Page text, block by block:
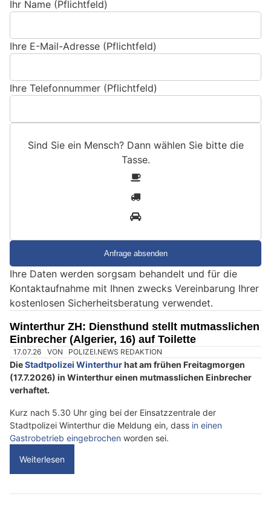
Ihr Name (Pflichtfeld)
Ihre E-Mail-Adresse (Pflichtfeld)
Ihre Telefonnummer (Pflichtfeld)
Sind Sie ein Mensch? Dann wählen Sie bitte die
Tasse.
e
i
n
e
n
s
c
h
D
a
n
ä
Ihre Daten werden sorgsam behandelt und für die
Kontaktaufnahme mit Ihnen zwecks Vereinbarung Ihrer
kostenlosen Sicherheitsberatung verwendet.
Winterthur ZH: Diensthund stellt mutmasslichen
Einbrecher (Algerier, 16) auf Toilette
17.07.26 VON POLIZEI.NEWS REDAKTION
DieStadtpolizei Winterthurhat am frühen Freitagmorgen
(17.7.2026) in Winterthur einen mutmasslichen Einbrecher
verhaftet.
Kurz nach 5.30 Uhr ging bei der Einsatzzentrale der
Stadtpolizei Winterthur die Meldung ein, dass in einen
Gastrobetrieb eingebrochen worden sei.
Weiterlesen